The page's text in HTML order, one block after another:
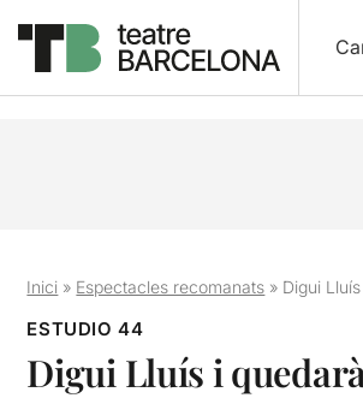
Inici » Espectacles recomanats » Digui
ESTUDIO 44
Digui Lluís i